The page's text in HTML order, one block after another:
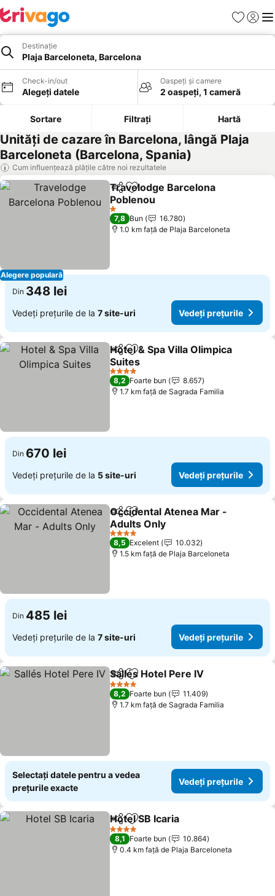
Favorite
Destinație
Plaja Barceloneta, Barcelona
Check-in/out
Alegeți datele
Oaspeți și camere
2 oaspeți, 1 cameră
Sortare Filtrați Hartă
Unități de cazare în Barcelona, lângă Plaja
Barceloneta (Barcelona, Spania)
Cum influențează plățile către noi rezultatele
Alegere populară
DistribuițiAdăugaţi la favorite
Travelodge Barcelona
Poblenou
1 Stele
7,8 Bun
16.780
1.0 km faţă de Plaja Barceloneta
Din 348 lei
Vedeți prețurile de la 7 site-uri Vedeți prețurile
DistribuițiAdăugaţi la favorite
Hotel & Spa Villa Olimpica
Suites
4 Stele
8,2 Foarte bun
8.657
1.7 km faţă de Sagrada Familia
Din 670 lei
Vedeți prețurile de la 5 site-uri Vedeți prețurile
DistribuițiAdăugaţi la favorite
Occidental Atenea Mar -
Adults Only
4 Stele
8,5 Excelent
10.032
1.5 km faţă de Plaja Barceloneta
Din 485 lei
Vedeți prețurile de la 7 site-uri Vedeți prețurile
DistribuițiAdăugaţi la favorite
Sallés Hotel Pere IV
4 Stele
8,2 Foarte bun
11.409
1.7 km faţă de Sagrada Familia
Selectați datele pentru a vedea
prețurile exacte
Vedeți prețurile
DistribuițiAdăugaţi la favorite
Hotel SB Icaria
4 Stele
8,1 Foarte bun
10.864
0.4 km faţă de Plaja Barceloneta